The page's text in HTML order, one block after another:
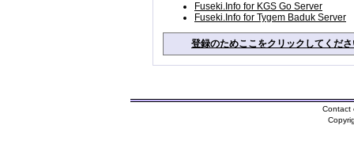
Fuseki.Info for KGS Go Server
Fuseki.Info for Tygem Baduk Server
登録のためここをクリックしてくだ
Contact